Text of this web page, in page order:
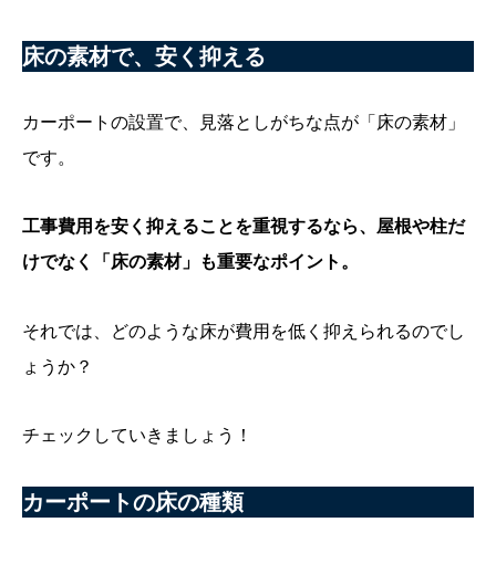
床の素材で、安く抑える
カーポートの設置で、見落としがちな点が「床の素材」
です。
工事費用を安く抑えることを重視するなら、屋根や柱だ
けでなく「床の素材」も重要なポイント。
それでは、どのような床が費用を低く抑えられるのでし
ょうか？
チェックしていきましょう！
カーポートの床の種類